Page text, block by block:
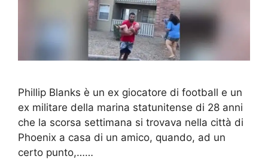
Phillip Blanks è un ex giocatore di football e un
ex militare della marina statunitense di 28 anni
che la scorsa settimana si trovava nella città di
Phoenix a casa di un amico, quando, ad un
certo punto,……